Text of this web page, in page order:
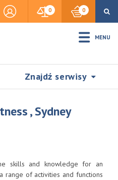
0 0
MENU
Znajdź serwisy
, Sydney
skills and knowledge for an
range of activities and functions